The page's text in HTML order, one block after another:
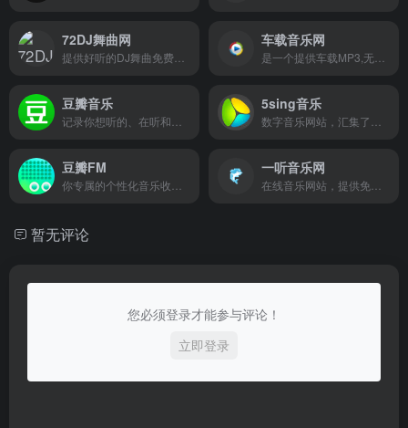
72DJ舞曲网 车载音乐网
豆瓣音乐 5sing音乐
豆瓣FM 一听音乐网
暂无评论
您必须登录才能参与评论！
立即登录